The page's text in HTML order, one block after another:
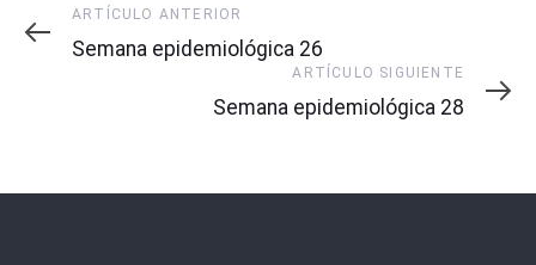
Artículo
Anterior
ARTÍCULO ANTERIOR
Semana epidemiológica 26
Siguiente
ARTÍCULO SIGUIENTE
Semana epidemiológica 28